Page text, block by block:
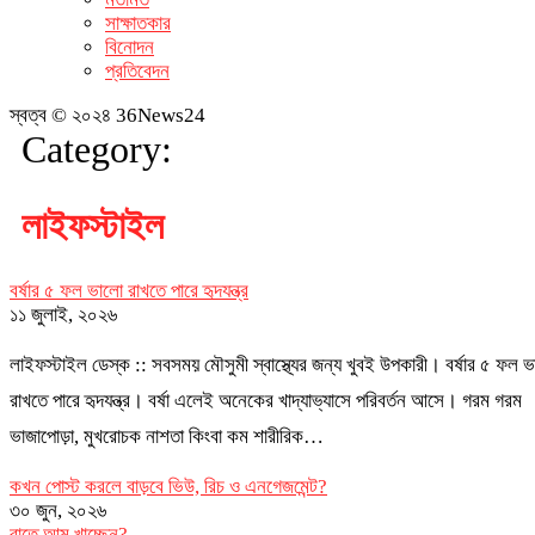
সাক্ষাতকার
বিনোদন
প্রতিবেদন
স্বত্ব © ২০২৪ 36News24
Category:
লাইফস্টাইল
বর্ষার ৫ ফল ভালো রাখতে পারে হৃদযন্ত্র
১১ জুলাই, ২০২৬
লাইফস্টাইল ডেস্ক :: সবসময় মৌসুমী স্বাস্থ্যের জন্য খুবই উপকারী। বর্ষার ৫ ফল
রাখতে পারে হৃদযন্ত্র। বর্ষা এলেই অনেকের খাদ্যাভ্যাসে পরিবর্তন আসে। গরম গরম
ভাজাপোড়া, মুখরোচক নাশতা কিংবা কম শারীরিক…
কখন পোস্ট করলে বাড়বে ভিউ, রিচ ও এনগেজমেন্ট?
৩০ জুন, ২০২৬